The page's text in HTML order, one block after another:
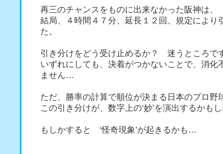
再三のチャンスをものに出来なかった阪神は、
結局、４時間４７分、延長１２回、規定により
た。
引き分けをどう受け止めるか？ 迷うところで
いずれにしても、決着がつかないことで、消化
ません…
ただ、勝率の計算で順位が決まる日本のプロ野
この引き分けが、数字上の‘妙’を演出するかも
もしかすると ‘怪奇現象’が起きるかも…